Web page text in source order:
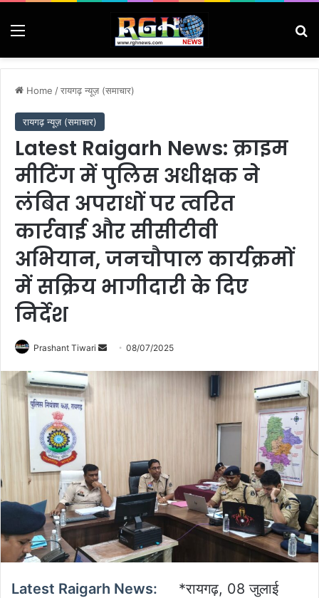
Menu
Home /रायगढ़ न्यूज़ (समाचार)
रायगढ़ न्यूज़ (समाचार)
Latest Raigarh News: क्राइम
मीटिंग में पुलिस अधीक्षक ने
लंबित अपराधों पर त्वरित
कार्रवाई और सीसीटीवी
अभियान, जनचौपाल कार्यक्रमों
में सक्रिय भागीदारी के दिए
निर्देश
Prashant Tiwari
Send08/07/2025
Latest Raigarh News: *रायगढ़, 08 जुलाई